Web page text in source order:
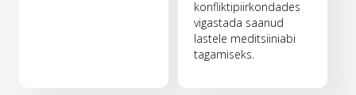
konfliktipiirkondades
vigastada saanud
lastele meditsiiniabi
tagamiseks.